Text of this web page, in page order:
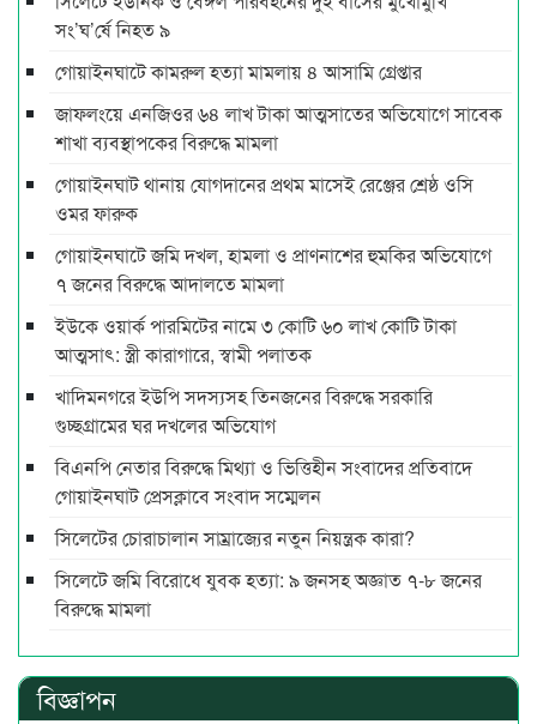
সং’ঘ’র্ষে নিহত ৯
গোয়াইনঘাটে কামরুল হত্যা মামলায় ৪ আসামি গ্রেপ্তার
জাফলংয়ে এনজিওর ৬৪ লাখ টাকা আত্মসাতের অভিযোগে সাবেক
শাখা ব্যবস্থাপকের বিরুদ্ধে মামলা
গোয়াইনঘাট থানায় যোগদানের প্রথম মাসেই রেঞ্জের শ্রেষ্ঠ ওসি
ওমর ফারুক
গোয়াইনঘাটে জমি দখল, হামলা ও প্রাণনাশের হুমকির অভিযোগে
৭ জনের বিরুদ্ধে আদালতে মামলা
ইউকে ওয়ার্ক পারমিটের নামে ৩ কোটি ৬০ লাখ কোটি টাকা
আত্মসাৎ: স্ত্রী কারাগারে, স্বামী পলাতক
খাদিমনগরে ইউপি সদস্যসহ তিনজনের বিরুদ্ধে সরকারি
গুচ্ছগ্রামের ঘর দখলের অভিযোগ
বিএনপি নেতার বিরুদ্ধে মিথ্যা ও ভিত্তিহীন সংবাদের প্রতিবাদে
গোয়াইনঘাট প্রেসক্লাবে সংবাদ সম্মেলন
সিলেটের চোরাচালান সাম্রাজ্যের নতুন নিয়ন্ত্রক কারা?
সিলেটে জমি বিরোধে যুবক হত্যা: ৯ জনসহ অজ্ঞাত ৭-৮ জনের
বিরুদ্ধে মামলা
বিজ্ঞাপন